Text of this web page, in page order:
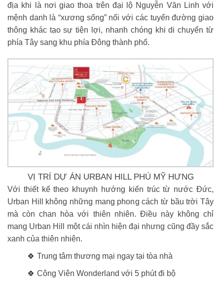
địa khi là nơi giao thoa trên đại lộ Nguyễn Văn Linh với
mệnh danh là “xương sống” nối với các tuyến đường giao
thông khác tạo sự tiện lợi, nhanh chóng khi di chuyển từ
phía Tây sang khu phía Đông thành phố.
VỊ TRÍ DỰ ÁN URBAN HILL PHÚ MỸ HƯNG
Với thiết kế theo khuynh hướng kiến trúc từ nước Đức,
Urban Hill không những mang phong cách từ bầu trời Tây
mà còn chan hòa với thiên nhiên. Điều này không chỉ
mang Urban Hill một cái nhìn hiện đại nhưng cũng đầy sắc
xanh của thiên nhiên.
🍀 Trung tâm thương mại ngay tại tòa nhà
🍀 Công Viên Wonderland với 5 phút đi bộ